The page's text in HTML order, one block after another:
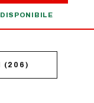
DISPONIBILE
(206 )